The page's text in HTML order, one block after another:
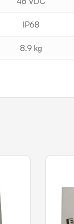
IP68
8.9 kg